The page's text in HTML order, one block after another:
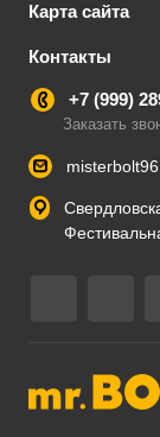
Карта сайта
Контакты
+7 (999)
Заказать